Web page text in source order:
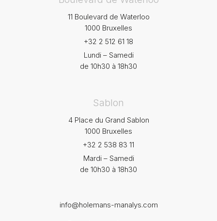
11 Boulevard de Waterloo
1000 Bruxelles
+32 2 512 61 18
Lundi – Samedi
de 10h30 à 18h30
Sablon
4 Place du Grand Sablon
1000 Bruxelles
+32 2 538 83 11
Mardi – Samedi
de 10h30 à 18h30
info@holemans-manalys.com